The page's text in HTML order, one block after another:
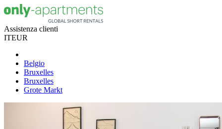
Assistenza clienti
ITEUR
Belgio
Bruxelles
Bruxelles
Grote Markt